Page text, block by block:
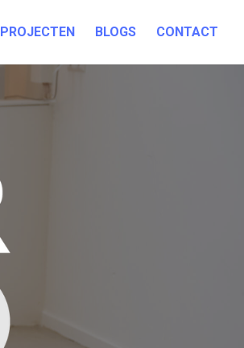
PROJECTEN BLOGS CONTACT